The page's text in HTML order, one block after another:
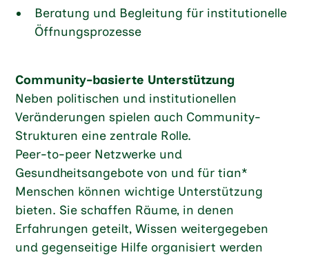
Beratung und Begleitung für institutionelle
Öffnungsprozesse
Community-basierte Unterstützung
Neben politischen und institutionellen
Veränderungen spielen auch Community-
Strukturen eine zentrale Rolle.
Peer-to-peer Netzwerke und
Gesundheitsangebote von und für tian*
Menschen können wichtige Unterstützung
bieten. Sie schaffen Räume, in denen
Erfahrungen geteilt, Wissen weitergegeben
und gegenseitige Hilfe organisiert werden